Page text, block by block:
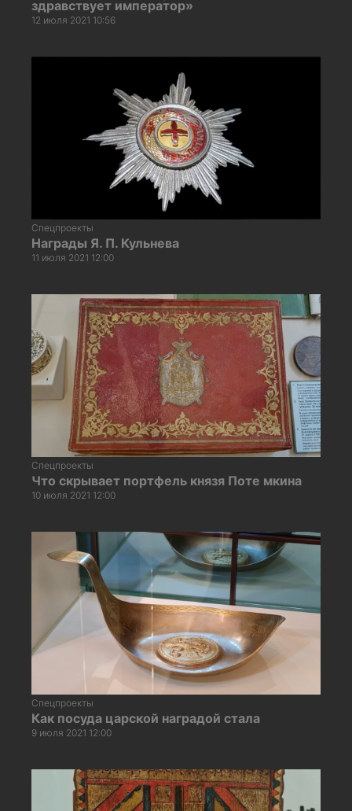
здравствует император»
12 июля 2021 10:56
Спецпроекты
Награды Я. П. Кульнева
11 июля 2021 12:00
Спецпроекты
Что скрывает портфель князя Поте мкина
10 июля 2021 12:00
Спецпроекты
Как посуда царской наградой стала
9 июля 2021 12:00